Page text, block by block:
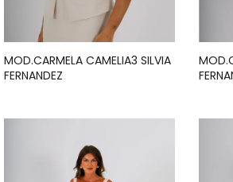
MOD.CARMELA CAMELIA3 SILVIA
FERNANDEZ